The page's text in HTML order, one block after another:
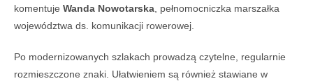
komentuje Wanda Nowotarska , pełnomocniczka marszałka
województwa ds. komunikacji rowerowej.
Po modernizowanych szlakach prowadzą czytelne, regularnie
rozmieszczone znaki. Ułatwieniem są również stawiane w